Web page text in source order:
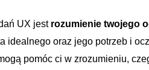
UX jest rozumienie twojego
idealnego⁢ oraz ⁤jego potrzeb‌ i
pomóc ci w zrozumieniu,⁢